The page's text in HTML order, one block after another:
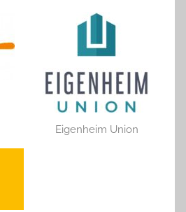
Eigenheim Union